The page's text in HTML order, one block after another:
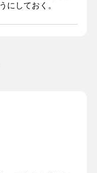
にしておく。